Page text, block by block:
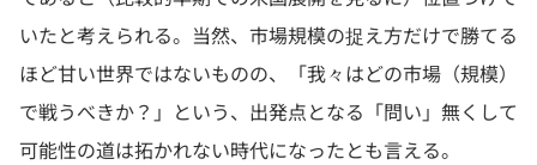
いたと考えられる。当然、市場規模の捉え方だけで勝てる
ほど甘い世界ではないものの、「我々はどの市場（規模）
で戦うべきか？」という、出発点となる「問い」無くして
可能性の道は拓かれない時代になったとも言える。